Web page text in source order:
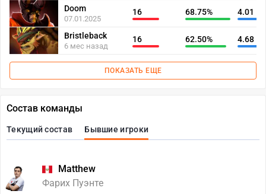
Doom
07.01.2025
16 68.75% 4.01
Bristleback
6 мес назад
16 62.50% 4.68
ПОКАЗАТЬ ЕЩЕ
Состав команды
Текущий состав Бывшие игроки
Matthew
Фарих Пуэнте